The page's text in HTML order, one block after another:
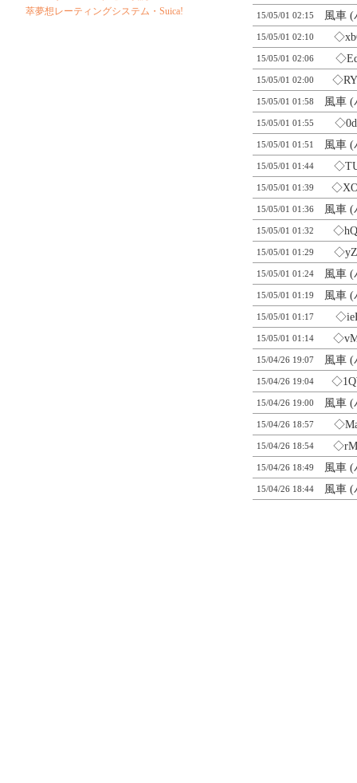
15/05/01 02:15 風車
15/05/01 02:10
15/05/01 02:06
15/05/01 02:00
15/05/01 01:58 風車
15/05/01 01:55
15/05/01 01:51 風車
15/05/01 01:44
15/05/01 01:39
15/05/01 01:36 風車
15/05/01 01:32
15/05/01 01:29
15/05/01 01:24 風車
15/05/01 01:19 風車
15/05/01 01:17
15/05/01 01:14
15/04/26 19:07 風車
15/04/26 19:04
15/04/26 19:00 風車
15/04/26 18:57
15/04/26 18:54
15/04/26 18:49 風車
15/04/26 18:44 風車
萃夢想レーティングシステム・Suica!